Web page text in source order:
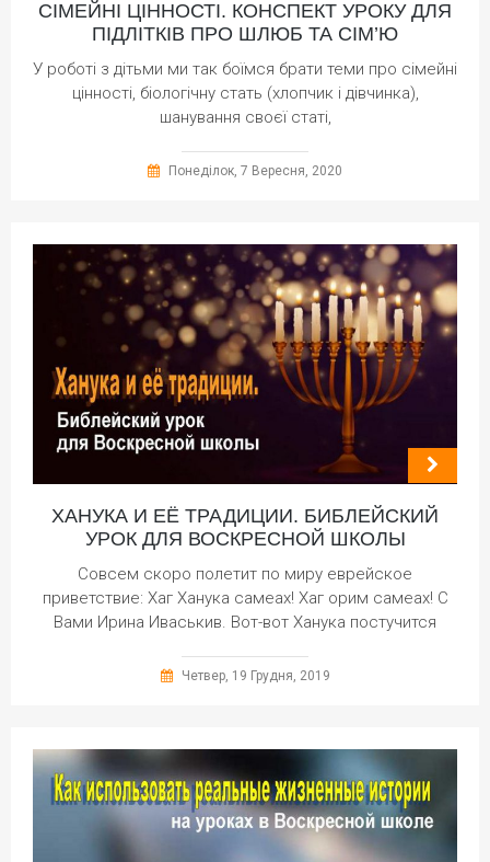
СІМЕЙНІ ЦІННОСТІ. КОНСПЕКТ УРОКУ ДЛЯ
ПІДЛІТКІВ ПРО ШЛЮБ ТА СІМ’Ю
У роботі з дітьми ми так боїмся брати теми про сімейні
цінності, біологічну стать (хлопчик і дівчинка),
шанування своєї статі,
Понеділок, 7 Вересня, 2020
ХАНУКА И ЕЁ ТРАДИЦИИ. БИБЛЕЙСКИЙ
УРОК ДЛЯ ВОСКРЕСНОЙ ШКОЛЫ
Совсем скоро полетит по миру еврейское
приветствие: Хаг Ханука самеах! Хаг орим самеах! С
Вами Ирина Иваськив. Вот-вот Ханука постучится
Четвер, 19 Грудня, 2019